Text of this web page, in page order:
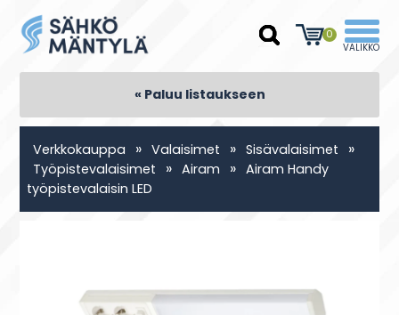
0
« Paluu listaukseen
Verkkokauppa » Valaisimet » Sisävalaisimet »
Työpistevalaisimet » Airam » Airam Handy
työpistevalaisin LED